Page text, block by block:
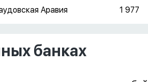
Аравия 1 977
банках